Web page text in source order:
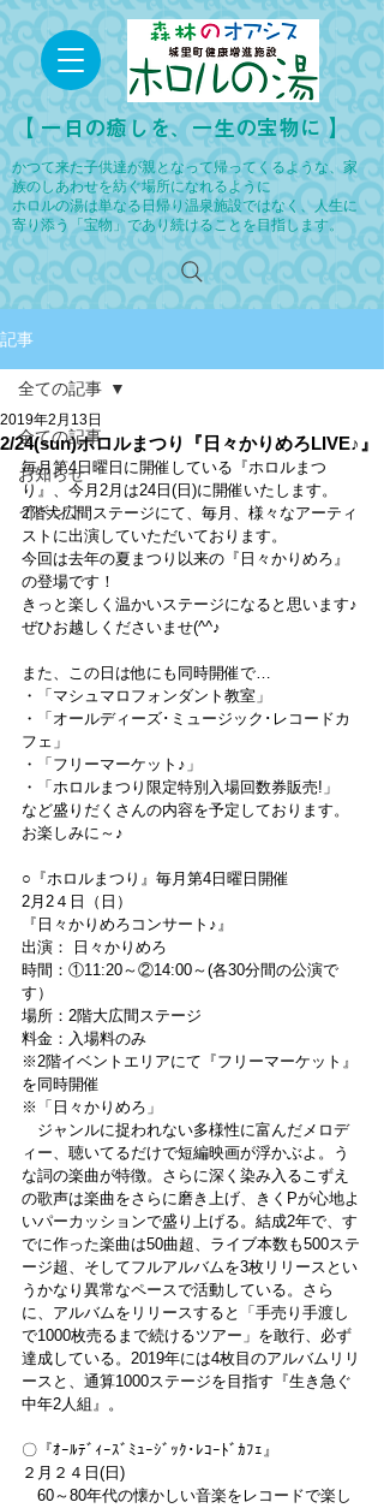
​【 一日の癒しを、一生の宝物に 】
かつて来た子供達が親となって帰ってくるような、家
族のしあわせを紡ぐ場所になれるように
ホロルの湯は単なる日帰り温泉施設ではなく、人生に
寄り添う「宝物」であり続けることを目指します。
記事
全ての記事
お知らせ
イベント
全ての記事
2/24(sun)ホロルまつり『日々かりめろLIVE♪』
2019年2月13日
毎月第4日曜日に開催している『ホロルまつ
り』、今月2月は24日(日)に開催いたします。
2階大広間ステージにて、毎月、様々なアーティ
ストに出演していただいております。
今回は去年の夏まつり以来の『日々かりめろ』
の登場です！
きっと楽しく温かいステージになると思います♪
ぜひお越しくださいませ(^^♪
また、この日は他にも同時開催で…
・「マシュマロフォンダント教室」
・「オールディーズ･ミュージック･レコードカ
フェ」
・「フリーマーケット♪」
・「ホロルまつり限定特別入場回数券販売!」
など盛りだくさんの内容を予定しております。
お楽しみに～♪
○『ホロルまつり』毎月第4日曜日開催
2月2４日（日）
『日々かりめろコンサート♪』
出演： 日々かりめろ
時間：①11:20～②14:00～(各30分間の公演で
す）
場所：2階大広間ステージ
料金：入場料のみ
※2階イベントエリアにて『フリーマーケット』
を同時開催
※「日々かりめろ」
ジャンルに捉われない多様性に富んだメロデ
ィー、聴いてるだけで短編映画が浮かぶよ。う
な詞の楽曲が特徴。さらに深く染み入るこずえ
の歌声は楽曲をさらに磨き上げ、きくPが心地よ
いパーカッションで盛り上げる。結成2年で、す
でに作った楽曲は50曲超、ライブ本数も500ステ
ージ超、そしてフルアルバムを3枚リリースとい
うかなり異常なペースで活動している。さら
に、アルバムをリリースすると「手売り手渡し
で1000枚売るまで続けるツアー」を敢行、必ず
達成している。2019年には4枚目のアルバムリリ
ースと、通算1000ステージを目指す『生き急ぐ
中年2人組』。
〇『ｵｰﾙﾃﾞｨｰｽﾞﾐｭｰｼﾞｯｸ･ﾚｺｰﾄﾞｶﾌｪ』
２月２４日(日)
60～80年代の懐かしい音楽をレコードで楽し